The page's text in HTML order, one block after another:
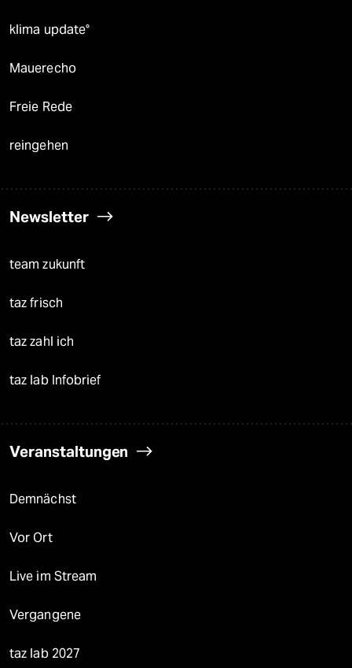
klima update°
Mauerecho
Freie Rede
reingehen
Newsletter
team zukunft
taz frisch
taz zahl ich
taz lab Infobrief
Veranstaltungen
Demnächst
Vor Ort
Live im Stream
Vergangene
taz lab 2027